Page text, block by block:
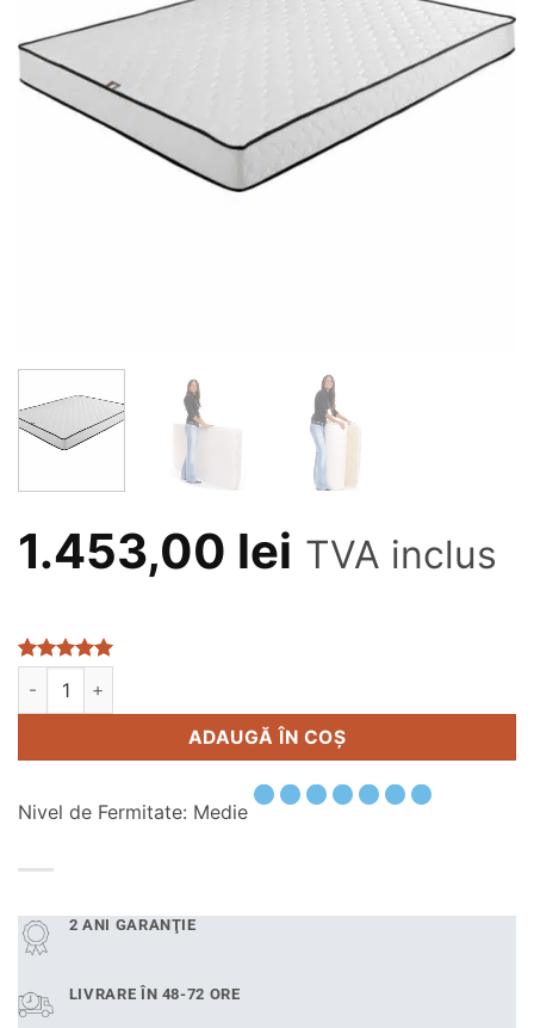
1.453,00 lei TVA inclus
din 5 pe
baza a
Cantitate Saltea 160x200 cm Reve Anatomic
ADAUGĂ ÎN COȘ
Alternative:
Nivel de Fermitate: Medie
2 ANI GARANŢIE
LIVRARE ÎN 48-72 ORE